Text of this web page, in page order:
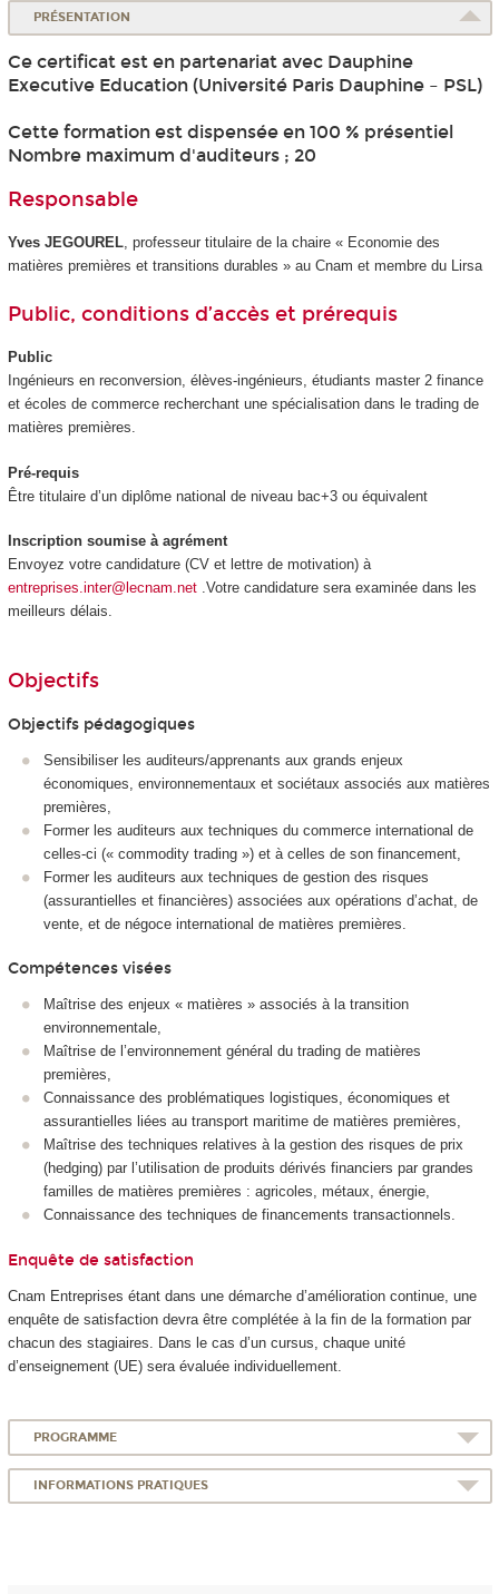
PRÉSENTATION
Ce certificat est en partenariat avec Dauphine
Executive Education (Université Paris Dauphine – PSL)
Cette formation est dispensée en 100 % présentiel
Nombre maximum d'auditeurs ; 20
Responsable
Yves JEGOUREL, professeur titulaire de la chaire « Economie des
matières premières et transitions durables » au Cnam et membre du Lirsa
Public, conditions d’accès et prérequis
Public
Ingénieurs en reconversion, élèves-ingénieurs, étudiants master 2 finance
et écoles de commerce recherchant une spécialisation dans le trading de
matières premières.
Pré-requis
Être titulaire d’un diplôme national de niveau bac+3 ou équivalent
Inscription soumise à agrément
Envoyez votre candidature (CV et lettre de motivation) à
entreprises.inter@lecnam.net.Votre candidature sera examinée dans les
meilleurs délais.
Objectifs
Objectifs pédagogiques
Sensibiliser les auditeurs/apprenants aux grands enjeux
économiques, environnementaux et sociétaux associés aux matières
premières,
Former les auditeurs aux techniques du commerce international de
celles-ci (« commodity trading ») et à celles de son financement,
Former les auditeurs aux techniques de gestion des risques
(assurantielles et financières) associées aux opérations d’achat, de
vente, et de négoce international de matières premières.
Compétences visées
Maîtrise des enjeux « matières » associés à la transition
environnementale,
Maîtrise de l’environnement général du trading de matières
premières,
Connaissance des problématiques logistiques, économiques et
assurantielles liées au transport maritime de matières premières,
Maîtrise des techniques relatives à la gestion des risques de prix
(hedging) par l’utilisation de produits dérivés financiers par grandes
familles de matières premières : agricoles, métaux, énergie,
Connaissance des techniques de financements transactionnels.
Enquête de satisfaction
Cnam Entreprises étant dans une démarche d’amélioration continue, une
enquête de satisfaction devra être complétée à la fin de la formation par
chacun des stagiaires. Dans le cas d’un cursus, chaque unité
d’enseignement (UE) sera évaluée individuellement.
PROGRAMME
INFORMATIONS PRATIQUES